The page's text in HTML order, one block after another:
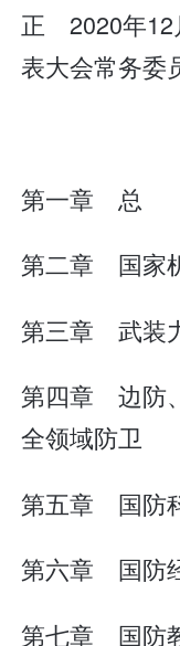
正 2020年12
表大会常务委
第一章 总
第二章 国家
第三章 武装
第四章 边防
全领域防卫
第五章 国防
第六章 国防
第七章 国防